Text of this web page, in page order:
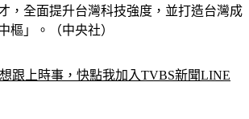
，全面提升台灣科技強度，並打造台灣成
樞」。（中央社）
跟上時事，快點我加入TVBS新聞LINE